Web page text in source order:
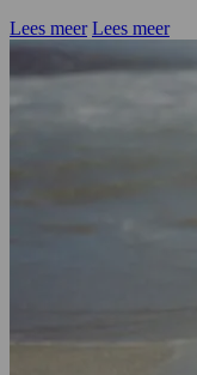
Lees meer Lees meer